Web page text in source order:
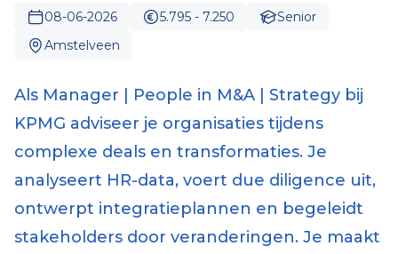
08-06-2026 5.795 - 7.250
Senior
Amstelveen
Als Manager | People in M&A | Strategy bij
KPMG adviseer je organisaties tijdens
complexe deals en transformaties. Je
analyseert HR-data, voert due diligence uit,
ontwerpt integratieplannen en begeleidt
stakeholders door veranderingen. Je maakt